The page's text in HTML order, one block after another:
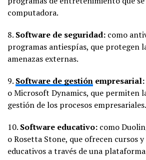
computadora.
8. Software de seguridad: como
programas antiespías, que protegen
amenazas externas.
9. Software de gestión empresarial:
o Microsoft Dynamics, que permiten
gestión de los procesos empresariales.
10. Software educativo: como
o Rosetta Stone, que ofrecen cursos
educativos a través de una